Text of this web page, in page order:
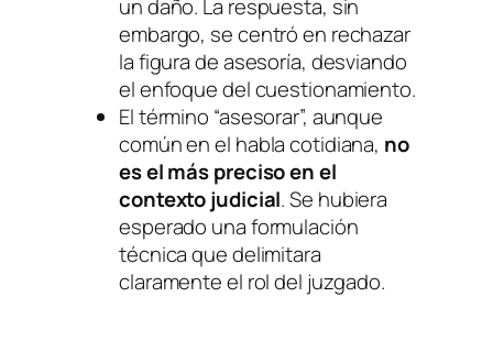
un daño. La respuesta, sin
embargo, se centró en rechazar
la figura de asesoría, desviando
el enfoque del cuestionamiento.
El término “asesorar”, aunque
común en el habla cotidiana, no
es el más preciso en el
contexto judicial. Se hubiera
esperado una formulación
técnica que delimitara
claramente el rol del juzgado.